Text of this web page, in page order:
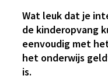
Wat leuk dat je
de kinderopvang
eenvoudig met
het onderwijs
is.